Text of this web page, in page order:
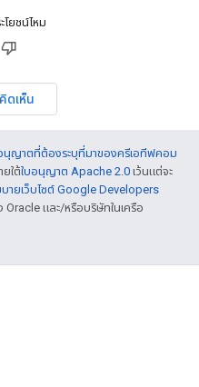
ยชน์ไหม
ดเห็น
นุญาตที่ต้องระบุที่มาของครีเอทีฟคอม
ใต้ใบอนุญาต Apache 2.0 เว้นแต่จะ
บายเว็บไซต์ Google Developers
Oracle และ/หรือบริษัทในเครือ